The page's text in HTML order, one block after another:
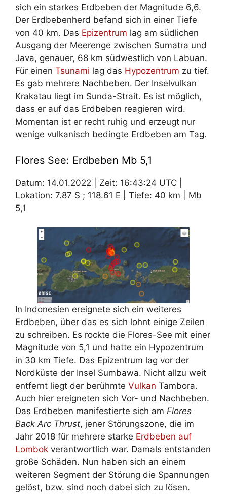
sich ein starkes Erdbeben der Magnitude 6,6.
Der Erdbebenherd befand sich in einer Tiefe
von 40 km. Das Epizentrum lag am südlichen
Ausgang der Meerenge zwischen Sumatra und
Java, genauer, 68 km südwestlich von Labuan.
Für einen Tsunami lag das Hypozentrum zu tief.
Es gab mehrere Nachbeben. Der Inselvulkan
Krakatau liegt im Sunda-Strait. Es ist möglich,
dass er auf das Erdbeben reagieren wird.
Momentan ist er recht ruhig und erzeugt nur
wenige vulkanisch bedingte Erdbeben am Tag.
Flores See: Erdbeben Mb 5,1
Datum: 14.01.2022 | Zeit: 16:43:24 UTC |
Lokation: 7.87 S ; 118.61 E | Tiefe: 40 km | Mb
5,1
In Indonesien ereignete sich ein weiteres
Erdbeben, über das es sich lohnt einige Zeilen
zu schreiben. Es rockte die Flores-See mit einer
Magnitude von 5,1 und hatte ein Hypozentrum
in 30 km Tiefe. Das Epizentrum lag vor der
Nordküste der Insel Sumbawa. Nicht allzu weit
entfernt liegt der berühmte Vulkan Tambora.
Auch hier ereigneten sich Vor- und Nachbeben.
Das Erdbeben manifestierte sich am Flores
Back Arc Thrust, jener Störungszone, die im
Jahr 2018 für mehrere starke Erdbeben auf
Lombok verantwortlich war. Damals entstanden
große Schäden. Nun haben sich an einem
weiteren Segment der Störung die Spannungen
gelöst, bzw. sind noch dabei sich zu lösen.